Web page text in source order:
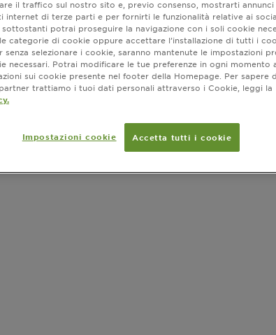
Protezione
viso, in una
sensazione
MOSTRA DI
FORMATO
il traffico sul nostro sito e, previo consenso, mostrarti annunci
internet di terze parti e per fornirti le funzionalità relative ai
potrai proseguire la navigazione con i soli cookie
categorie di cookie oppure accettare l’installazione di tutti i
senza selezionare i cookie, saranno mantenute le impostazioni
necessari. Potrai modificare le tue preferenze in ogni momento
sui cookie presente nel footer della Homepage. Per sapere
trattiamo i tuoi dati personali attraverso i Cookie, leggi la
Impostazioni cookie Accetta tutti i cookie